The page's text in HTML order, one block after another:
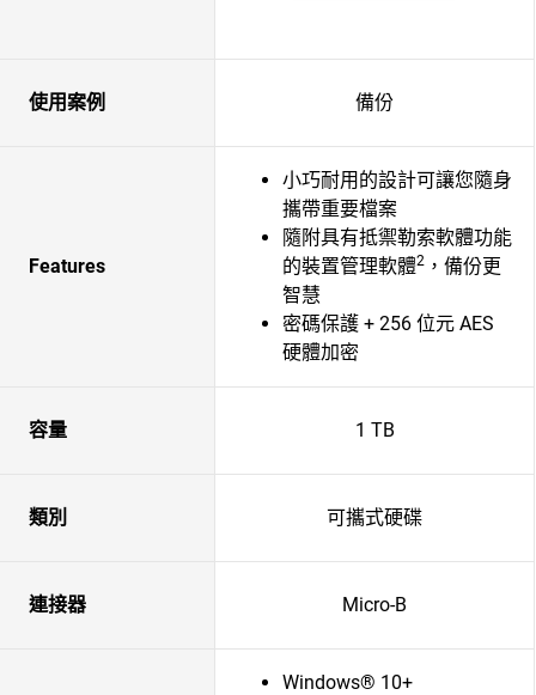
使用案例 備份
Features
小巧耐用的設計可讓您隨身
攜帶重要檔案
隨附具有抵禦勒索軟體功能
的裝置管理軟體2 ，備份更
智慧
密碼保護 + 256 位元 AES
硬體加密
容量 1 TB
類別 可攜式硬碟
連接器 Micro-B
Windows® 10+